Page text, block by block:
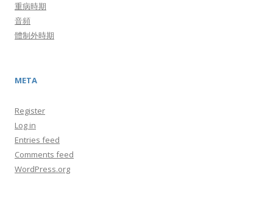
重病時期
音頻
體制外時期
META
Register
Log in
Entries feed
Comments feed
WordPress.org